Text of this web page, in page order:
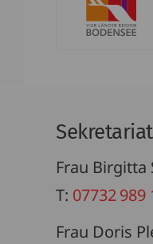
Sekretariat
Frau Birgitta
T: 07732 989
Frau Doris